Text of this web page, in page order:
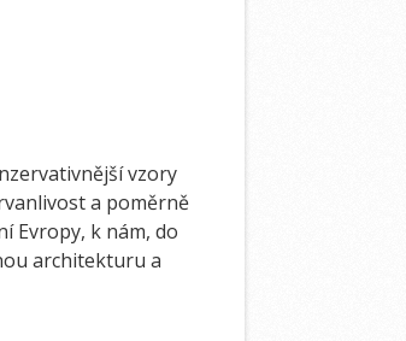
vzory
a poměrně
Evropy, k nám, do
architekturu a